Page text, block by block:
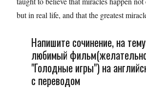
but in real life, and that the greatest
Напишите сочинение, на
любимый
"Голодные игры") на
с переводом